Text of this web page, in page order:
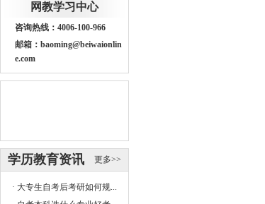
网教学习中心
咨询热线：4006-100-966
邮箱：baoming@beiwaionlin
e.com
更多>>
学历教育资讯
· 大专生自考后考研如何规...